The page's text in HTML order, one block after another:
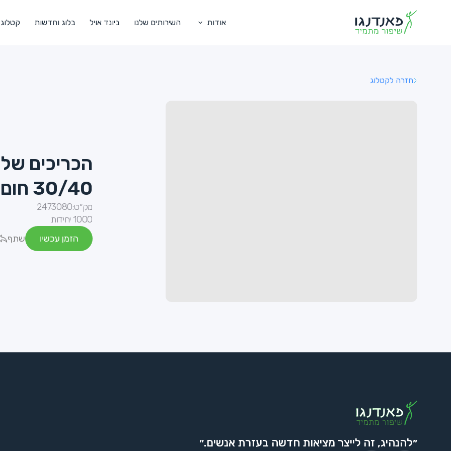
אודות השירותים שלנו ביונד אויל בלוג וחדשות קטלוג
חזרה לקטלוג
הכריכים
30/40 חום 32 גרם
מק״ט:2473080
1000 יחידות
הזמן עכשיו
שתף
״להנהיג, זה לייצר מציאות חדשה בעזרת אנשים.״